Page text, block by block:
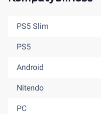
PS5 Slim
PS5
Android
Nitendo
PC